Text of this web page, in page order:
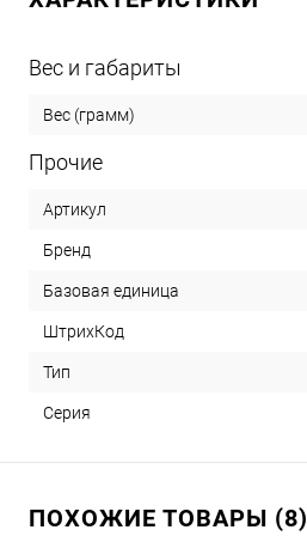
Вес и габариты
Вес (грамм)
Прочие
Артикул
Бренд
Базовая единица
ШтрихКод
Тип
Серия
ПОХОЖИЕ ТОВАРЫ (8)